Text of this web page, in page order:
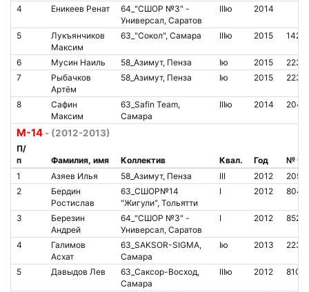
4 Еникеев Ренат
64_"СШОР №3" -
Универсал, Саратов
IIIю 2014
5
Лукъянчиков
Максим
63_"Сокол", Самара IIIю 2015
6 Мусин Наиль 58_Азимут, Пенза Iю 2015
7
Рыбачков
Артём
58_Азимут, Пенза Iю 2015
8
Сафин
Максим
63_Safin Team,
Самара
IIIю 2014
М-14 - (2012-2013)
П/
п
Фамилия, имя Коллектив Квал. Год
№
1
Азяев Илья 58_Азимут, Пенза III 2012
2
Бердин
Ростислав
63_СШОР№14
"Жигули", Тольятти
I 2012
3
Березин
Андрей
64_"СШОР №3" -
Универсал, Саратов
I 2012
4
Галимов
Асхат
63_SAKSOR-SIGMA,
Самара
Iю 2013
5 Давыдов Лев
63_Саксор-Восход,
Самара
IIIю 2012